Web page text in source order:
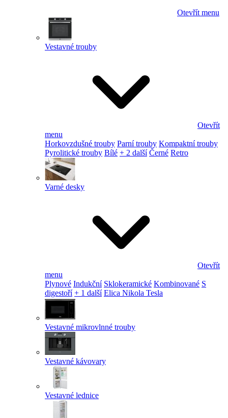
Otevřít menu
Vestavné trouby
Otevřít
menu
Horkovzdušné trouby Parní trouby Kompaktní trouby
Pyrolitické trouby Bílé + 2 další Černé Retro
Varné desky
Otevřít
menu
Plynové Indukční Sklokeramické Kombinované S
digestoří + 1 další Elica Nikola Tesla
Vestavné mikrovlnné trouby
Vestavné kávovary
Vestavné lednice